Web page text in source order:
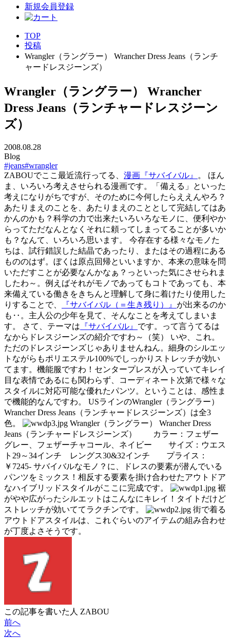
新規会員登録
TOP
投稿
Wrangler（ラングラー） Wrancher Dress Jeans（ランチ
ャードレスジーンズ）
Wrangler（ラングラー） Wrancher
Dress Jeans（ランチャードレスジーン
ズ）
2008.08.28
Blog
#jeans#wrangler
ZABOUでここ最近流行ってる、 漫画『サバイバル』
。 ほん
ま、いろいろ考えさせられる漫画です。「備える」といった
考えになりがちですが、そのために今何したらええんやろ？
あたりまえのことを、あたりまえのこととして完結してはあ
かんのかも？科学の力で出来たいろいろなモノに、便利やか
らってただなんとなくそれに頼ってしまってることが多いか
も？なんて、いろいろ思います。 今存在する様々なモノた
ちは、試行錯誤した結晶であったり、またはその過程にある
もののはず。ぼくは原点回帰といいますか、本来の意味を問
いただすことが必要なんかなぁ？っといった気にさせられま
したわ～。例えばそれがモノであってもコトであっても、本
来備えている働きをきちんと理解して身に着けたり使用した
りすることで、
『サバイバル（＝生き残り）』 が出来るのか
も‥。主人公の少年を見て、そんなことを考えてしまいま
す。 さて、テーマは 『サバイバル』 です。って言うてるは
なからドレスジーンズの紹介ですわ～（笑） いや、これ。
ただのドレスジーンズじゃありませんねん。細身のシルエッ
トながらもポリエステル100%でしっかりストレッチが効い
てます。機能服ですわ！センタープレスが入っていてキレイ
目な表情であるにも関わらず、コーディネート次第で様々な
スタイルに対応可能な優れたパンツ。ということは、感性ま
で機能的なんですわ。 USラインのWrangler（ラングラー）
Wrancher Dress Jeans（ランチャードレスジーンズ）は全3
色。
Wrangler（ラングラー） Wrancher Dress
Jeans（ランチャードレスジーンズ） カラー：フェザー
グレー、フェザーチャコール、ネイビー サイズ：ウエス
ト29～34インチ レングス30&32インチ プライス：
￥7245- サバイバルなモノ？に、ドレスの要素が潜んでいる
パンツをミックス！相反する要素を掛け合わせたアウトドア
なハイブリッドスタイルがここに完成です。
裾
がやや広がったシルエットはこんなにキレイ！タイトだけど
ストレッチが効いててラクチンです。
街で着る
アウトドアスタイルは、これぐらいのアイテムの組み合わせ
が丁度よさそうです。
この記事を書いた人 ZABOU
前へ
次へ